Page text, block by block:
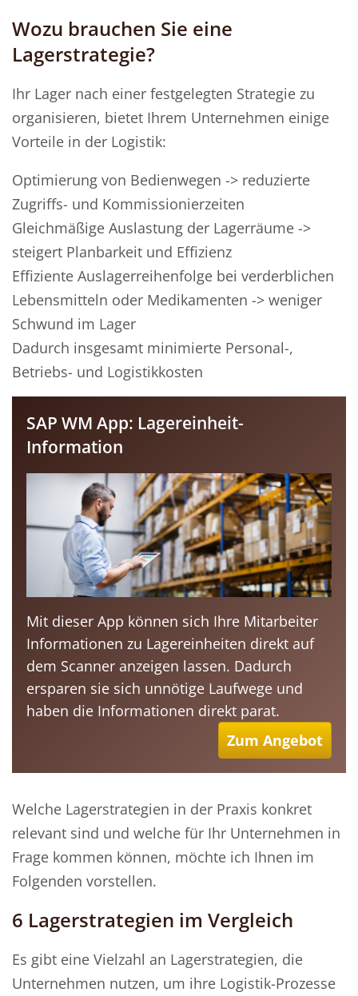
Wozu brauchen Sie eine
Lagerstrategie?
Ihr Lager nach einer festgelegten Strategie zu
organisieren, bietet Ihrem Unternehmen einige
Vorteile in der Logistik:
Optimierung von Bedienwegen -> reduzierte
Zugriffs- und Kommissionierzeiten
Gleichmäßige Auslastung der Lagerräume ->
steigert Planbarkeit und Effizienz
Effiziente Auslagerreihenfolge bei verderblichen
Lebensmitteln oder Medikamenten -> weniger
Schwund im Lager
Dadurch insgesamt minimierte Personal-,
Betriebs- und Logistikkosten
SAP WM App: Lagereinheit-
Information
Mit dieser App können sich Ihre Mitarbeiter
Informationen zu Lagereinheiten direkt auf
dem Scanner anzeigen lassen. Dadurch
ersparen sie sich unnötige Laufwege und
haben die Informationen direkt parat.
Zum Angebot
Welche Lagerstrategien in der Praxis konkret
relevant sind und welche für Ihr Unternehmen in
Frage kommen können, möchte ich Ihnen im
Folgenden vorstellen.
6 Lagerstrategien im Vergleich
Es gibt eine Vielzahl an Lagerstrategien, die
Unternehmen nutzen, um ihre Logistik-Prozesse